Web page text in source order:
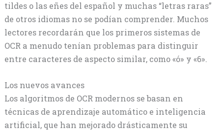
tildes o las eñes del español y muchas “letras raras”
de otros idiomas no se podían comprender. Muchos
lectores recordarán que los primeros sistemas de
OCR a menudo tenían problemas para distinguir
entre caracteres de aspecto similar, como «ó» y «6».
Los nuevos avances
Los algoritmos de OCR modernos se basan en
técnicas de aprendizaje automático e inteligencia
artificial, que han mejorado drásticamente su